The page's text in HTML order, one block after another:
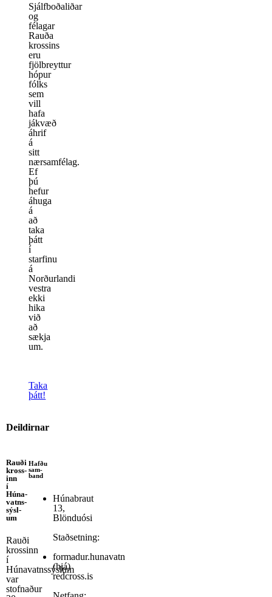
Sjálfboðaliðar
og
félagar
Rauða
krossins
eru
fjölbreyttur
hópur
fólks
sem
vill
hafa
jákvæð
áhrif
á
sitt
nærsamfélag.
Ef
þú
hefur
áhuga
á
að
taka
þátt
í
starfinu
á
Norðurlandi
vestra
ekki
hika
við
að
sækja
um.
Taka
þátt!
Deildirnar
Rauði
kross­
inn
í
Húna­
vatns­
sýsl­
um
Rauði
krossinn
í
Húnavatnssýslum
var
stofnaður
Hafðu
sam­
band
Húnabraut
13,
Blönduósi
Staðsetning:
formadur.hunavatn
(hjá)
redcross.is